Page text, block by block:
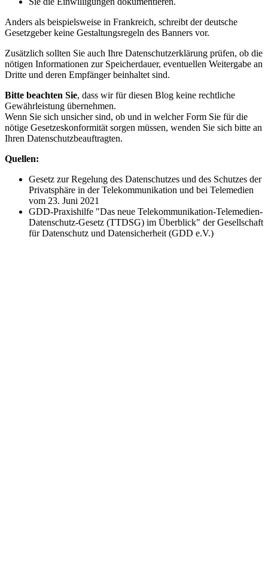
Anders als beispielsweise in Frankreich, schreibt der deutsche
Gesetzgeber keine Gestaltungsregeln des Banners vor.
Zusätzlich sollten Sie auch Ihre Datenschutzerklärung prüfen, ob die
nötigen Informationen zur Speicherdauer, eventuellen Weitergabe an
Dritte und deren Empfänger beinhaltet sind.
Bitte beachten Sie, dass wir für diesen Blog keine rechtliche
Gewährleistung übernehmen.
Wenn Sie sich unsicher sind, ob und in welcher Form Sie für die
nötige Gesetzeskonformität sorgen müssen, wenden Sie sich bitte an
Ihren Datenschutzbeauftragten.
Quellen:
Gesetz zur Regelung des Datenschutzes und des Schutzes der
Privatsphäre in der Telekommunikation und bei Telemedien
vom 23. Juni 2021
GDD-Praxishilfe "Das neue Telekommunikation-Telemedien-
Datenschutz-Gesetz (TTDSG) im Überblick" der Gesellschaft
für Datenschutz und Datensicherheit (GDD e.V.)